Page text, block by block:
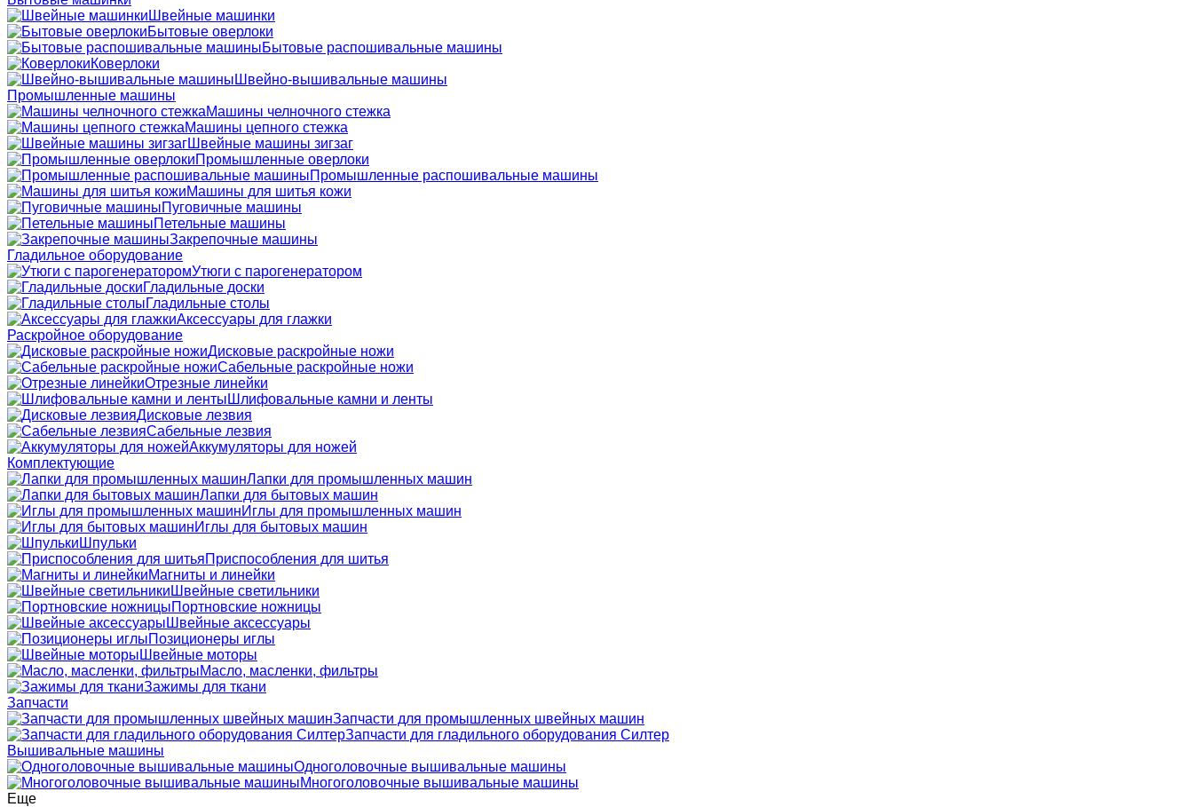
Швейные машинки
Бытовые оверлоки
Бытовые распошивальные машины
Коверлоки
Швейно-вышивальные машины
Промышленные машины
Машины челночного стежка
Машины цепного стежка
Швейные машины зигзаг
Промышленные оверлоки
Промышленные распошивальные машины
Машины для шитья кожи
Пуговичные машины
Петельные машины
Закрепочные машины
Гладильное оборудование
Утюги с парогенератором
Гладильные доски
Гладильные столы
Аксессуары для глажки
Раскройное оборудование
Дисковые раскройные ножи
Сабельные раскройные ножи
Отрезные линейки
Шлифовальные камни и ленты
Дисковые лезвия
Сабельные лезвия
Аккумуляторы для ножей
Комплектующие
Лапки для промышленных машин
Лапки для бытовых машин
Иглы для промышленных машин
Иглы для бытовых машин
Шпульки
Приспособления для шитья
Магниты и линейки
Швейные светильники
Портновские ножницы
Швейные аксессуары
Позиционеры иглы
Швейные моторы
Масло, масленки, фильтры
Зажимы для ткани
Запчасти
Запчасти для промышленных швейных машин
Запчасти для гладильного оборудования Силтер
Вышивальные машины
Одноголовочные вышивальные машины
Многоголовочные вышивальные машины
Еще